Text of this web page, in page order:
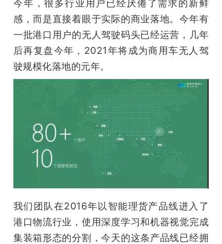
今年，很多行业用户已经厌倦了需求的新鲜
感，而是直接着眼于实际的商业落地。今年有
一批港口用户的无人驾驶码头已经运营，几年
后再复盘今年，2021年将成为商用车无人驾
驶规模化落地的元年。
我们团队在2016年以智能理货产品线进入了
港口物流行业，使用深度学习和机器视觉完成
集装箱形态的分割，今天的这条产品线已经拥